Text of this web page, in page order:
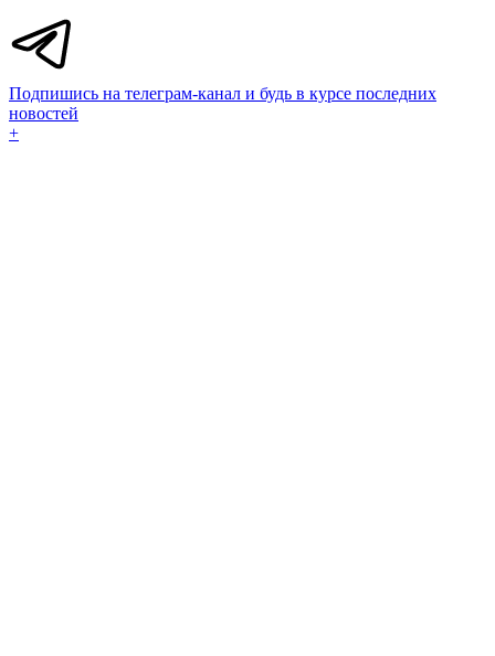
Подпишись на телеграм-канал и будь в курсе последних
новостей
+